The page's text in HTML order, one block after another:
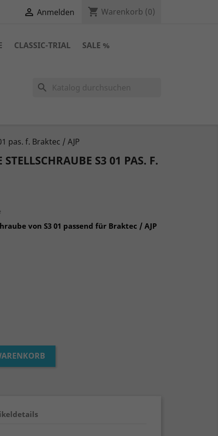
 Anmelden shopping_cart Warenkorb (0)
CLASSIC-TRIAL SALE %
search
pas. f. Braktec / AJP
S3 01 PAS. F.
von S3 01 passend für Braktec / AJP